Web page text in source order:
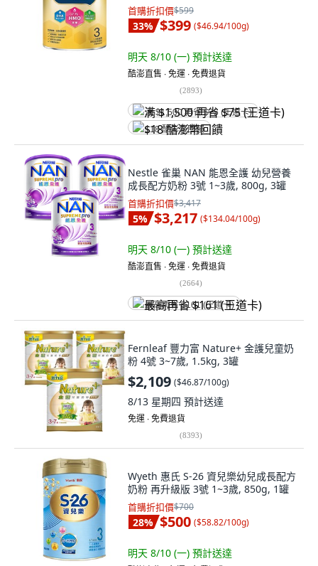
首購折扣價$599
33% $399 ($46.94/100g)
明天 8/10 (一) 預計送達
酷澎直售 ∙ 免運 ∙ 免費退貨
(2893)
满 $1,500 再省 $75 (王道卡)
$18 酷澎幣回饋
Nestle 雀巢 NAN 能恩全護 幼兒營養
成長配方奶粉 3號 1~3歲, 800g, 3罐
首購折扣價$3,417
5% $3,217 ($134.04/100g)
明天 8/10 (一) 預計送達
酷澎直售 ∙ 免運 ∙ 免費退貨
(2664)
最高再省 $161 (王道卡)
Fernleaf 豐力富 Nature+ 金護兒童奶
粉 4號 3~7歲, 1.5kg, 3罐
$2,109 ($46.87/100g)
8/13 星期四 預計送達
免運 ∙ 免費退貨
(8393)
Wyeth 惠氏 S-26 資兒樂幼兒成長配方
奶粉 再升級版 3號 1~3歲, 850g, 1罐
首購折扣價$700
28% $500 ($58.82/100g)
明天 8/10 (一) 預計送達